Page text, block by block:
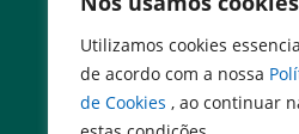
Utilizamos cookies
de acordo com a nossa
de Cookies , ao continuar
Serviços
Expresso Goiás
Expresso Aplicações
Expresso Servidor